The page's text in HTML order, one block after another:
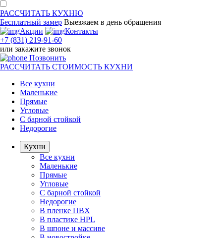
РАССЧИТАТЬ КУХНЮ
Бесплатный замер Выезжаем в день обращения
Акции
Контакты
+7 (831) 219-91-60
или закажите звонок
Позвонить
РАССЧИТАТЬ СТОИМОСТЬ КУХНИ
Все кухни
Маленькие
Прямые
Угловые
С барной стойкой
Недорогие
Кухни
Все кухни
Маленькие
Прямые
Угловые
С барной стойкой
Недорогие
В пленке ПВХ
В пластике HPL
В шпоне и массиве